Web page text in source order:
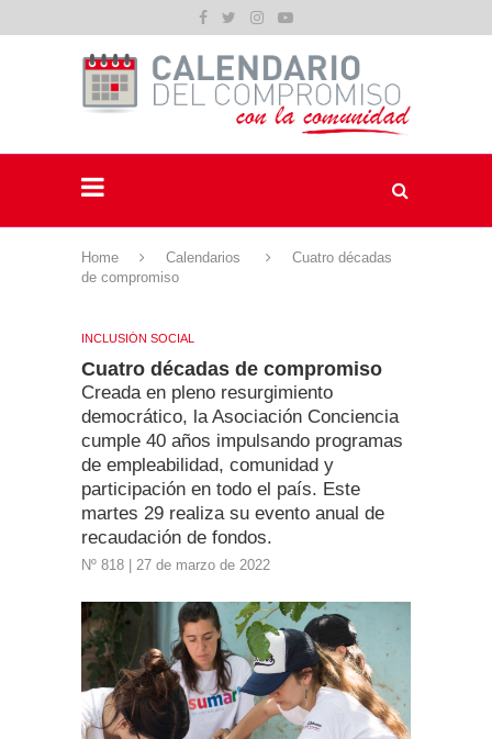
Home Calendarios
Cuatro décadas
de compromiso
INCLUSIÓN SOCIAL
Cuatro décadas de compromiso
Creada en pleno resurgimiento
democrático, la Asociación Conciencia
cumple 40 años impulsando programas
de empleabilidad, comunidad y
participación en todo el país. Este
martes 29 realiza su evento anual de
recaudación de fondos.
Nº 818 | 27 de marzo de 2022